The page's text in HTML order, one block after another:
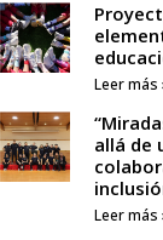
Leer más
allá de
Leer más